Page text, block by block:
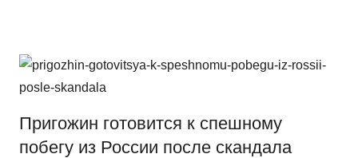
содержимому
сайт
на
Пригожин готовится к спешному
побегу из России после скандала